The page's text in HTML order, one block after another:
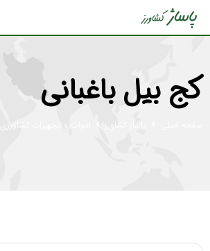
پرش
کج بیل باغبانی
پاساژ کشاورز ادوات و تجهیزات کشاورزی